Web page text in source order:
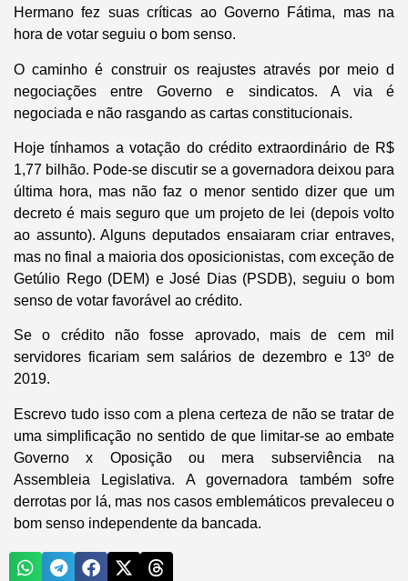
Hermano fez suas críticas ao Governo Fátima, mas na
hora de votar seguiu o bom senso.
O caminho é construir os reajustes através por meio d
negociações entre Governo e sindicatos. A via é
negociada e não rasgando as cartas constitucionais.
Hoje tínhamos a votação do crédito extraordinário de R$
1,77 bilhão. Pode-se discutir se a governadora deixou para
última hora, mas não faz o menor sentido dizer que um
decreto é mais seguro que um projeto de lei (depois volto
ao assunto). Alguns deputados ensaiaram criar entraves,
mas no final a maioria dos oposicionistas, com exceção de
Getúlio Rego (DEM) e José Dias (PSDB), seguiu o bom
senso de votar favorável ao crédito.
Se o crédito não fosse aprovado, mais de cem mil
servidores ficariam sem salários de dezembro e 13º de
2019.
Escrevo tudo isso com a plena certeza de não se tratar de
uma simplificação no sentido de que limitar-se ao embate
Governo x Oposição ou mera subserviência na
Assembleia Legislativa. A governadora também sofre
derrotas por lá, mas nos casos emblemáticos prevaleceu o
bom senso independente da bancada.